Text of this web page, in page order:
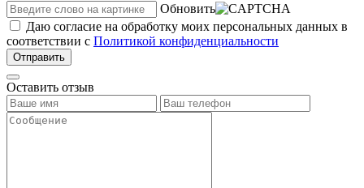
Обновить
Даю согласие на обработку моих персональных данных в
соответствии с Политикой конфиденциальности
Отправить
Оставить отзыв